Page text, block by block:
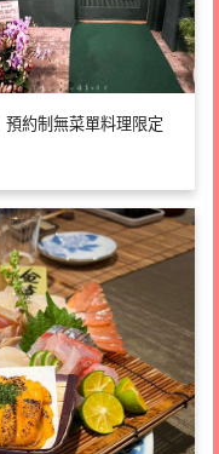
約制無菜單料理限定